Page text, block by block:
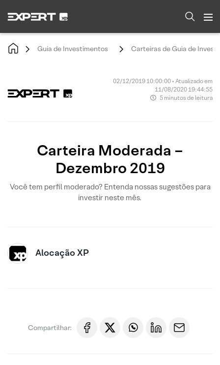
Guia de Investimentos Carteiras de Guia de
02/12/2019 10:00:00 • Atualizado em
11/08/2020 19:44:55
5 minutos de leitura
Carteira Moderada –
Dezembro 2019
Você tem perfil moderado? Entenda nossas sugestões para
investir neste mês.
Alocação XP
Compartilhar: